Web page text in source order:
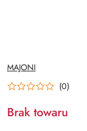
NAZWA
PRODUCENTA:
MAJONI
(0)
Brak towaru